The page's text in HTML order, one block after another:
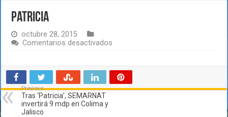
Patricia
octubre 28, 2015
Comentarios desactivados
Previous
Tras ‘Patricia’, SEMARNAT
invertirá 9 mdp en Colima y
Jalisco